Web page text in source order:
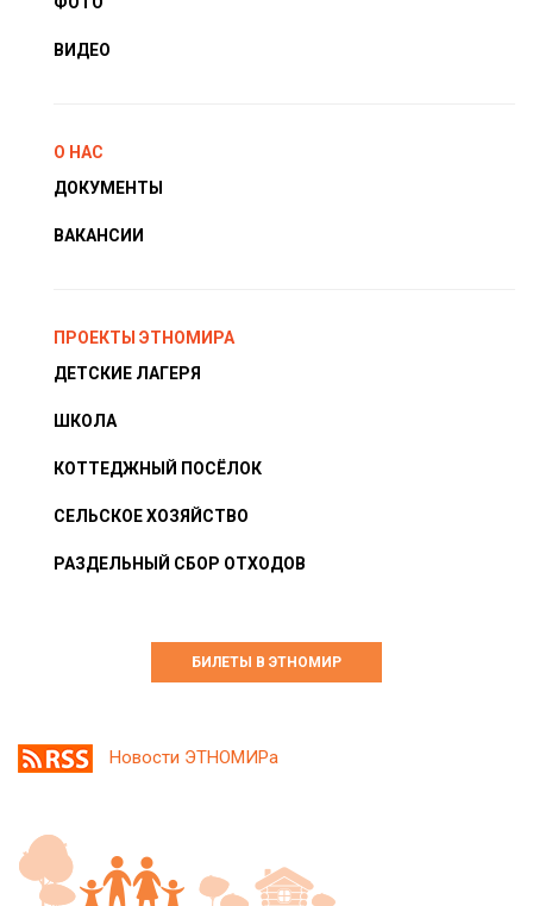
ВИДЕО
О НАС
ДОКУМЕНТЫ
ВАКАНСИИ
ПРОЕКТЫ ЭТНОМИРА
ДЕТСКИЕ ЛАГЕРЯ
ШКОЛА
КОТТЕДЖНЫЙ ПОСЁЛОК
СЕЛЬСКОЕ ХОЗЯЙСТВО
РАЗДЕЛЬНЫЙ СБОР ОТХОДОВ
БИЛЕТЫ В ЭТНОМИР
Новости ЭТНОМИРа